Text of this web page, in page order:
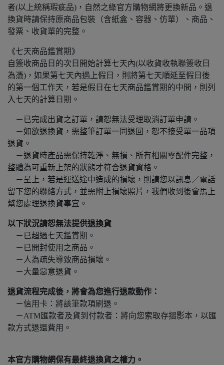
者(以上統稱瑕疵品)，自然之綠官方購物網將更換新品。退
換貨時請保持原商品包裝（含紙盒、容器、仿單）、商品、
發票、收貨單的完整。
《七天商品鑑賞期》
自簽收商品日的次日開始計算七天內(以收貨收執聯簽收日
為憑)，如果第七天內遇上假日，則將第七天順延至假日後
的第一個工作天，若是假日在七天商品鑑賞期的中間，則列
入七天的計算日期。
－已完成出貨之訂單，請恕無法受理取消訂單申請。
－如欲退換貨，需整筆訂單一同退回，恕不接受單一品項
退貨。
－退貨時產品需保持乾淨、無損、所有相關零配件完整，
整體為可重新上架的狀態才符合退貨資格。
－呈上，若是運送途中造成的損壞，則請您以訊息／電話
留下您的聯絡方式，並需附上損壞照片，我們收到後會馬上
幫您處理退換貨事宜。
以下狀況請恕無法提供退換貨
－已超過七天鑑賞期。
－已開封使用之商品。
－人為疏失導致商品損壞。
－大量惡意退貨。
退貨流程完成後，將會為您進行退款動作：
－信用卡：將該筆款項刷退。
－ATM匯款者及貨到付款者：將向您索取存摺影本，以匯
款方式退還費用。
本官方購物網保有最終退換貨之權力。